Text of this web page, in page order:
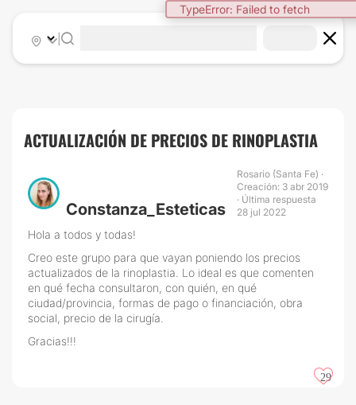
TypeError: Failed to fetch
|
ACTUALIZACIÓN DE PRECIOS DE RINOPLASTIA
Constanza_Esteticas
Rosario (Santa Fe) ·
Creación: 3 abr 2019
· Última respuesta
28 jul 2022
Hola a todos y todas!
Creo este grupo para que vayan poniendo los precios
actualizados de la rinoplastia. Lo ideal es que comenten
en qué fecha consultaron, con quién, en qué
ciudad/provincia, formas de pago o financiación, obra
social, precio de la cirugía.
Gracias!!!
29